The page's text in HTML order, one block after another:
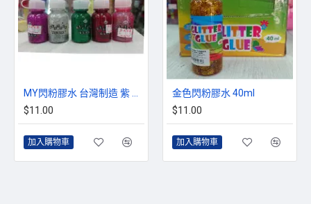
$11.00
加入購物車
金色閃粉膠水 40ml
$11.00
加入購物車